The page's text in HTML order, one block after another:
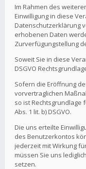
Im Rahmen des
Einwilligung in diese
Datenschutzerklärung
erhobenen Daten
Zurverfügungstellung
Soweit Sie in diese
DSGVO
Sofern die Eröffnung
vorvertraglichen
so ist Rechtsgrundlage
Abs. 1 lit. b) DSGVO.
Die uns erteilte
des Benutzerkontos
jederzeit mit Wirkung
müssen Sie uns
setzen.